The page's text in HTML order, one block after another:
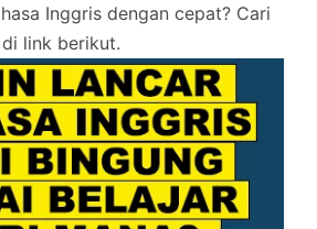
Inggris dengan cepat? Cari
link berikut.